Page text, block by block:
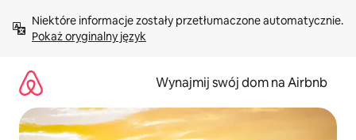
treści Pokaż oryginalny język
Wynajmij swój dom na Airbnb